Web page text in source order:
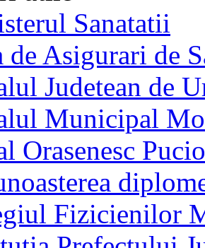
Sanatatii
de Asigurari de
Judetean de
Municipal
Orasenesc
Fizicienilor